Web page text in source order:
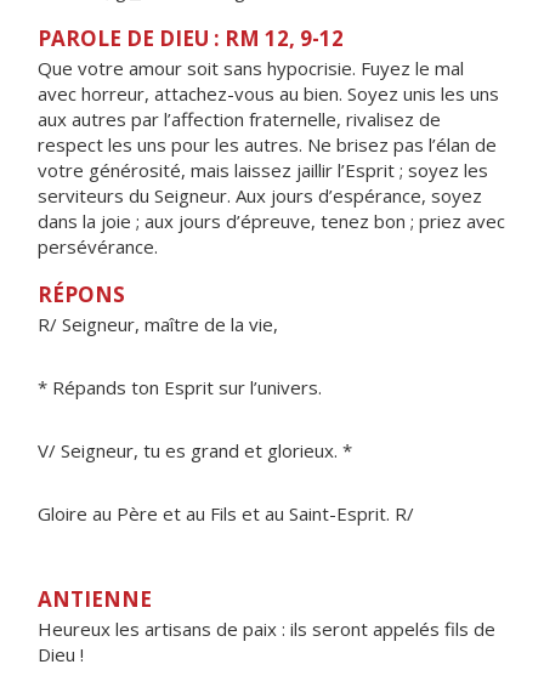
PAROLE DE DIEU : RM 12, 9-12
Que votre amour soit sans hypocrisie. Fuyez le mal
avec horreur, attachez-vous au bien. Soyez unis les uns
aux autres par l’affection fraternelle, rivalisez de
respect les uns pour les autres. Ne brisez pas l’élan de
votre générosité, mais laissez jaillir l’Esprit ; soyez les
serviteurs du Seigneur. Aux jours d’espérance, soyez
dans la joie ; aux jours d’épreuve, tenez bon ; priez avec
persévérance.
RÉPONS
R/ Seigneur, maître de la vie,
* Répands ton Esprit sur l’univers.
V/ Seigneur, tu es grand et glorieux. *
Gloire au Père et au Fils et au Saint-Esprit. R/
ANTIENNE
Heureux les artisans de paix : ils seront appelés fils de
Dieu !